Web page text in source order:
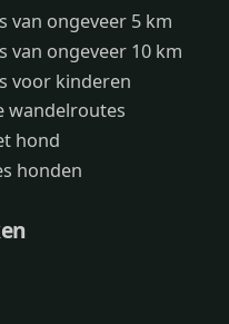
van ongeveer 5 km
van ongeveer 10 km
voor kinderen
wandelroutes
hond
honden